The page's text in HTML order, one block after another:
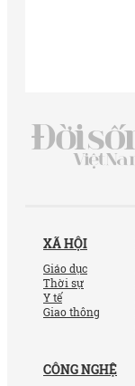
XÃ HỘI
Giáo dục
Thời sự
Y tế
Giao thông
CÔNG NGHỆ